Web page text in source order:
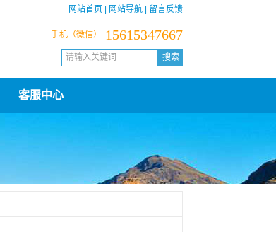
网站首页 网站导航 留言反馈
15615347667
手机（微信）
客服中心